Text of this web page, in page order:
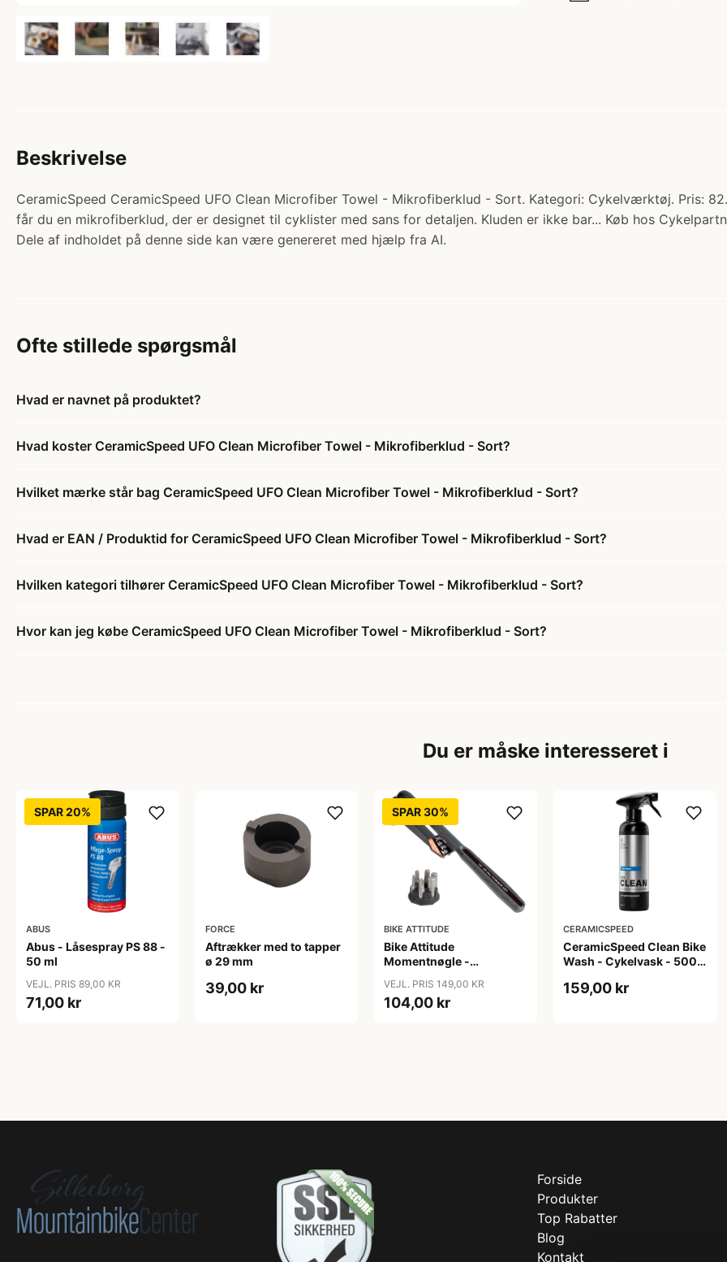
Beskrivelse
CeramicSpeed CeramicSpeed UFO Clean Microfiber Towel - Mikrofiberklud - Sort. Kategori: Cykelværktøj. Pris:
får du en mikrofiberklud, der er designet til cyklister med sans for detaljen. Kluden er ikke bar... Køb hos
Dele af indholdet på denne side kan være genereret med hjælp fra AI.
Ofte stillede spørgsmål
Hvad er navnet på produktet?
Hvad koster CeramicSpeed UFO Clean Microfiber Towel - Mikrofiberklud - Sort?
Hvilket mærke står bag CeramicSpeed UFO Clean Microfiber Towel - Mikrofiberklud - Sort?
Hvad er EAN / Produktid for CeramicSpeed UFO Clean Microfiber Towel - Mikrofiberklud - Sort?
Hvilken kategori tilhører CeramicSpeed UFO Clean Microfiber Towel - Mikrofiberklud - Sort?
Hvor kan jeg købe CeramicSpeed UFO Clean Microfiber Towel - Mikrofiberklud - Sort?
Du er måske interesseret i
SPAR 20%
ABUS
Abus - Låsespray PS 88 -
50 ml
VEJL. PRIS 89,00 KR
71,00 kr
FORCE
Aftrækker med to tapper
ø 29 mm
39,00 kr
SPAR 30%
BIKE ATTITUDE
Bike Attitude
Momentnøgle -
VEJL. PRIS 149,00 KR
104,00 kr
CERAMICSPEED
CeramicSpeed Clean Bike
Wash - Cykelvask - 500
159,00 kr
Forside
Produkter
Top Rabatter
Blog
Kontakt